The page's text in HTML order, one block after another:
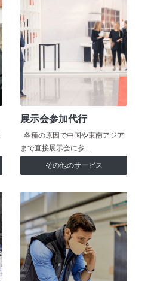
展示会参加代行
各種の原因で中国や東南アジア
まで直接展示会に参…
その他のサービス